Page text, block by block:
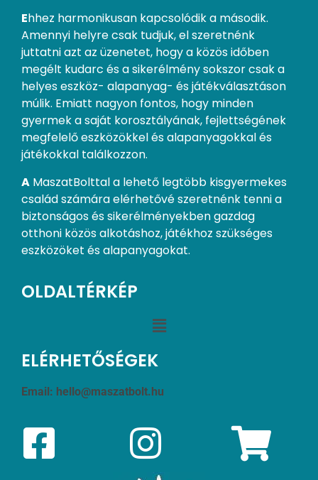
Ehhez harmonikusan kapcsolódik a második.
Amennyi helyre csak tudjuk, el szeretnénk
juttatni azt az üzenetet, hogy a közös időben
megélt kudarc és a sikerélmény sokszor csak a
helyes eszköz- alapanyag- és játékválasztáson
múlik. Emiatt nagyon fontos, hogy minden
gyermek a saját korosztályának, fejlettségének
megfelelő eszközökkel és alapanyagokkal és
játékokkal találkozzon.
A MaszatBolttal a lehető legtöbb kisgyermekes
család számára elérhetővé szeretnénk tenni a
biztonságos és sikerélményekben gazdag
otthoni közös alkotáshoz, játékhoz szükséges
eszközöket és alapanyagokat.
OLDALTÉRKÉP
ELÉRHETŐSÉGEK
Email: hello@maszatbolt.hu